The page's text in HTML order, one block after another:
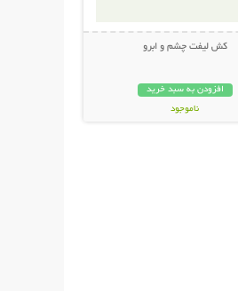
کش لیفت چشم و ابرو
افزودن به سبد خرید
ناموجود